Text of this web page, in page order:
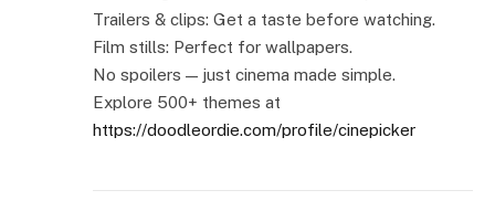
Trailers & clips: Get a taste before watching.
Film stills: Perfect for wallpapers.
No spoilers — just cinema made simple.
Explore 500+ themes at
https://doodleordie.com/profile/cinepicker